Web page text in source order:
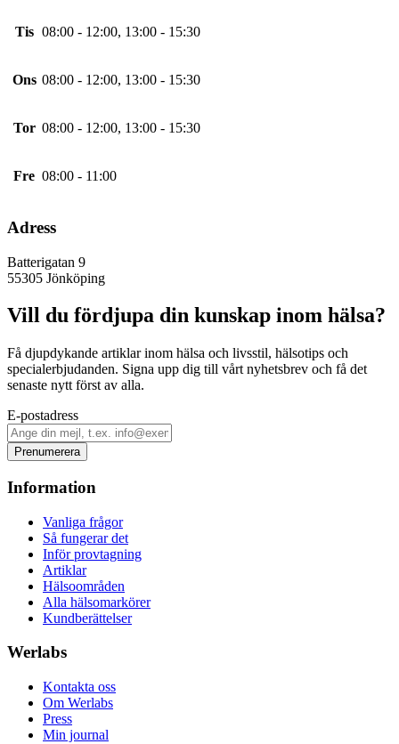
Tis 08:00 - 12:00, 13:00 - 15:30
Ons 08:00 - 12:00, 13:00 - 15:30
Tor 08:00 - 12:00, 13:00 - 15:30
Fre 08:00 - 11:00
Adress
Batterigatan 9
55305 Jönköping
Vill du fördjupa din kunskap inom hälsa?
Få djupdykande artiklar inom hälsa och livsstil, hälsotips och
specialerbjudanden. Signa upp dig till vårt nyhetsbrev och få det
senaste nytt först av alla.
E-postadress
Prenumerera
Information
Vanliga frågor
Så fungerar det
Inför provtagning
Artiklar
Hälsoområden
Alla hälsomarkörer
Kundberättelser
Werlabs
Kontakta oss
Om Werlabs
Press
Min journal